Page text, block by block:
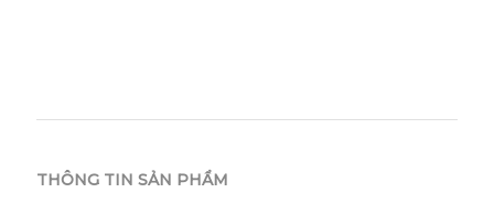
THÔNG TIN SẢN PHẨM